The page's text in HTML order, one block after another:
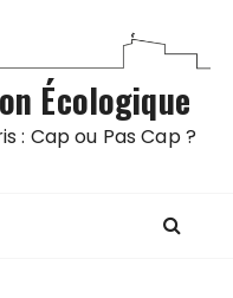
Écologique
: Cap ou Pas Cap ?